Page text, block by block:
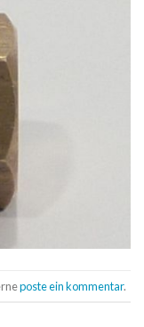
poste ein kommentar.